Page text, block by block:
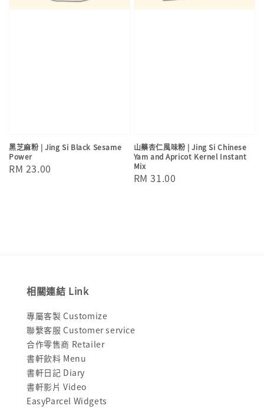
黑芝麻粉 | Jing Si Black Sesame
Power
Regular
RM 23.00
山藥杏仁風味粉 | Jing Si Chinese
Yam and Apricot Kernel Instant
Mix
Regular
RM 31.00
相關連結 Link
專屬客製 Customize
聯繫客服 Customer service
合作零售商 Retailer
書軒飲料 Menu
書軒日記 Diary
書軒影片 Video
EasyParcel Widgets